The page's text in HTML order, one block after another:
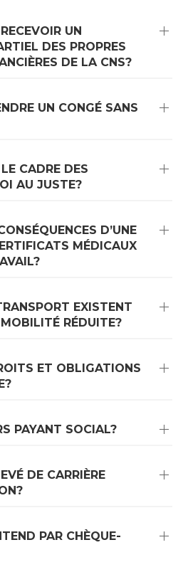
UN
DES PROPRES
DE LA CNS?
UN CONGÉ SANS
CADRE DES
AU JUSTE?
D’UNE
MÉDICAUX
EXISTENT
RÉDUITE?
ET OBLIGATIONS
PAYANT SOCIAL?
DE CARRIÈRE
PAR CHÈQUE-